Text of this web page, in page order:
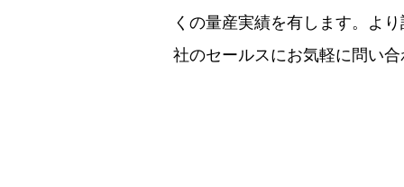
くの量産実績を有します。よ
社のセールスにお気軽に問い